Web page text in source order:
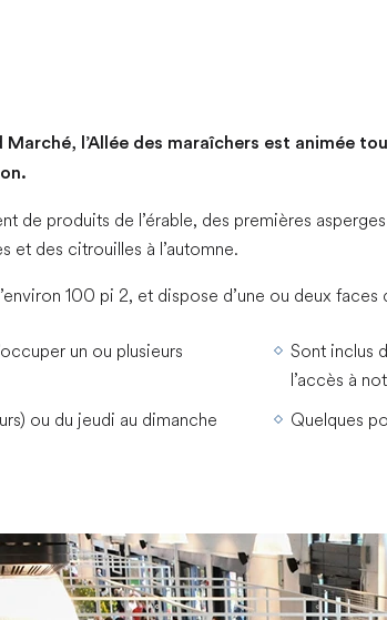
l’Allée des maraîchers est animée
de produits de l’érable, des premières
et des citrouilles à l’automne.
100 pi 2, et dispose d’une ou deux faces
un ou plusieurs
ou du jeudi au dimanche
Sont inclus
l’accès à
Quelques